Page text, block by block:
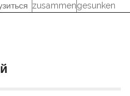
zusammengesunken